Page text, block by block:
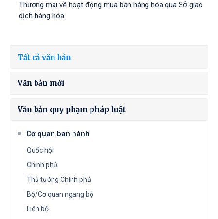
Thương mại về hoạt động mua bán hàng hóa qua Sở giao
dịch hàng hóa
Tất cả văn bản
Văn bản mới
Văn bản quy phạm pháp luật
Cơ quan ban hành
Quốc hội
Chính phủ
Thủ tướng Chính phủ
Bộ/Cơ quan ngang bộ
Liên bộ